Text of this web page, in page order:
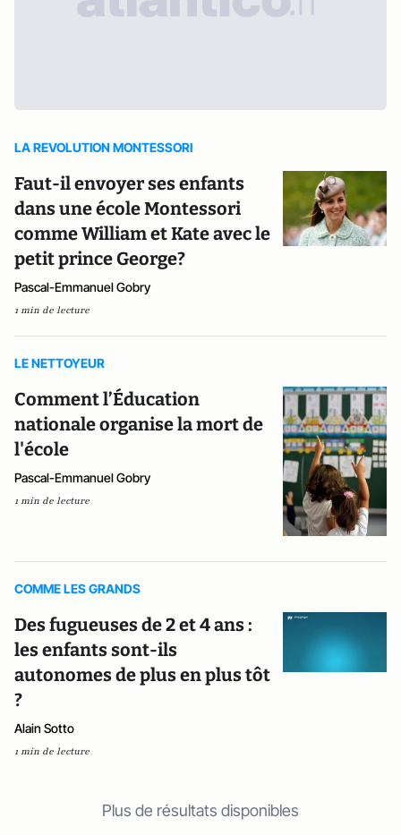
LA REVOLUTION MONTESSORI
Faut-il envoyer ses enfants
dans une école Montessori
comme William et Kate avec le
petit prince George?
Pascal-Emmanuel Gobry
1 min de lecture
LE NETTOYEUR
Comment l’Éducation
nationale organise la mort de
l'école
Pascal-Emmanuel Gobry
1 min de lecture
COMME LES GRANDS
Des fugueuses de 2 et 4 ans :
les enfants sont-ils
autonomes de plus en plus tôt
?
Alain Sotto
1 min de lecture
Plus de résultats disponibles